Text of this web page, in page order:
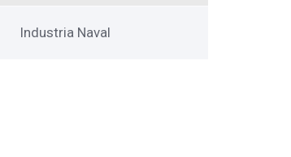
Industria Naval